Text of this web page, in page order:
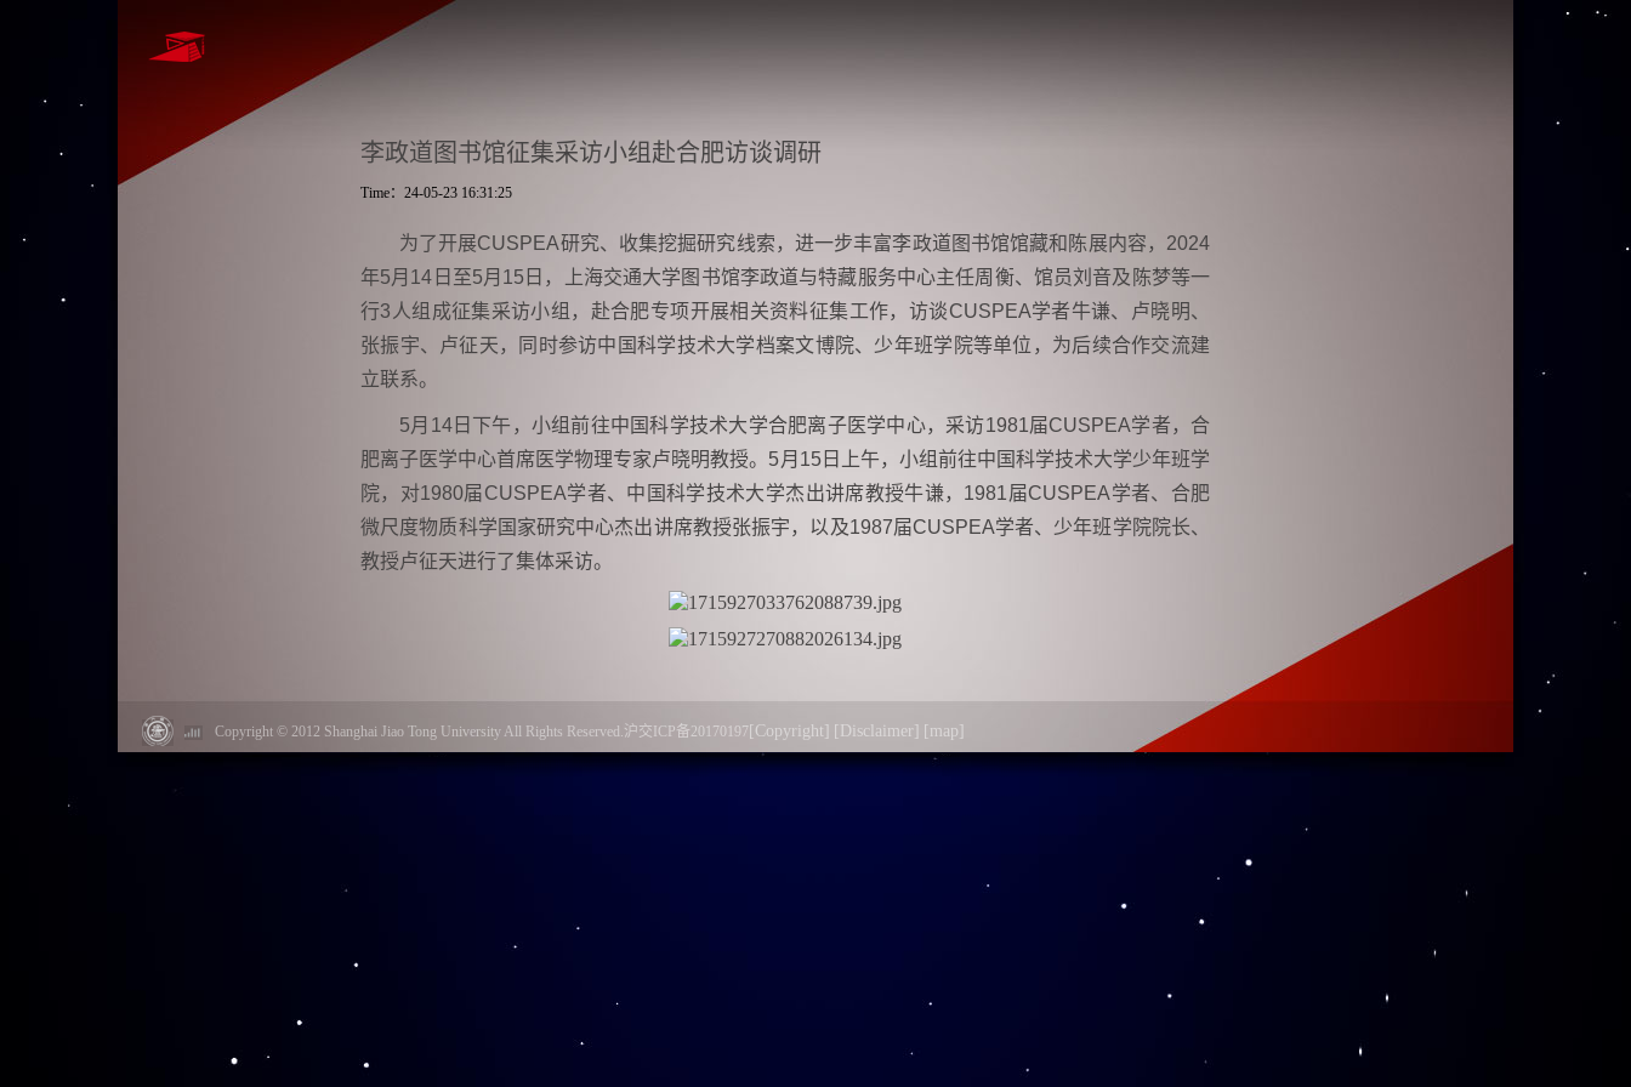
李政道图书馆征集采访小组赴合肥访谈调研
Time：24-05-23 16:31:25
为了开展CUSPEA研究、收集挖掘研究线索，进一步丰富李政道图书馆馆藏和陈展内容，2024
年5月14日至5月15日，上海交通大学图书馆李政道与特藏服务中心主任周衡、馆员刘音及陈梦等一
行3人组成征集采访小组，赴合肥专项开展相关资料征集工作，访谈CUSPEA学者牛谦、卢晓明、
张振宇、卢征天，同时参访中国科学技术大学档案文博院、少年班学院等单位，为后续合作交流建
立联系。
5月14日下午，小组前往中国科学技术大学合肥离子医学中心，采访1981届CUSPEA学者，合
肥离子医学中心首席医学物理专家卢晓明教授。5月15日上午，小组前往中国科学技术大学少年班学
院，对1980届CUSPEA学者、中国科学技术大学杰出讲席教授牛谦，1981届CUSPEA学者、合肥
微尺度物质科学国家研究中心杰出讲席教授张振宇，以及1987届CUSPEA学者、少年班学院院长、
教授卢征天进行了集体采访。
技术中心邀请海外年轻物理学家回国讲学的经历，认为“这一工作对中美两国在当时加强学术交流起
到重要而积极的作用”；张振宇认为在自己初涉表面物理研究工作时，能受中国高等科学技术中心邀
设项目的惠益。在访谈中大家都认为“CUSPEA改变了我的人生轨迹”。并为李政道先生99岁华诞献
研究部主任汪喆进行座谈，双方就特藏资源开发利用、科学家精神进课堂等主题进行研讨交流，并
了中国科学技术大学校史馆。
Copyright © 2012 Shanghai Jiao Tong University All Rights Reserved.沪交ICP备20170197[Copyright] [Disclaimer] [map]